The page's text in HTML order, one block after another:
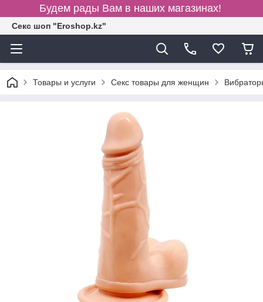
Будем рады Вам в наших магазинах!
Секс шоп "Eroshop.kz"
Товары и услуги Секс товары для женщин